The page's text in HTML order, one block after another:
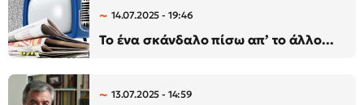
14.07.2025 - 19:46
Το ένα σκάνδαλο πίσω απ’ το άλλο...
13.07.2025 - 14:59